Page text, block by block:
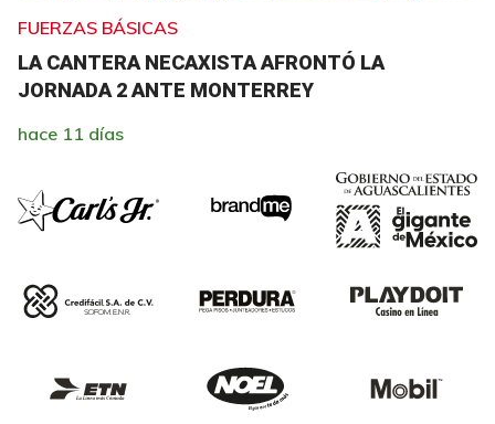
FUERZAS BÁSICAS
LA CANTERA NECAXISTA AFRONTÓ LA
JORNADA 2 ANTE MONTERREY
hace 11 días